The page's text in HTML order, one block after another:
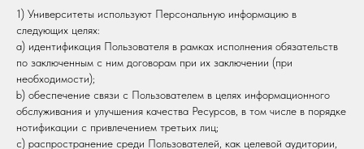
1) Университеты используют Персональную информацию в
следующих целях:
a) идентификация Пользователя в рамках исполнения обязательств
по заключенным с ним договорам при их заключении (при
необходимости);
b) обеспечение связи с Пользователем в целях информационного
обслуживания и улучшения качества Ресурсов, в том числе в порядке
нотификации с привлечением третьих лиц;
c) распространение среди Пользователей, как целевой аудитории,